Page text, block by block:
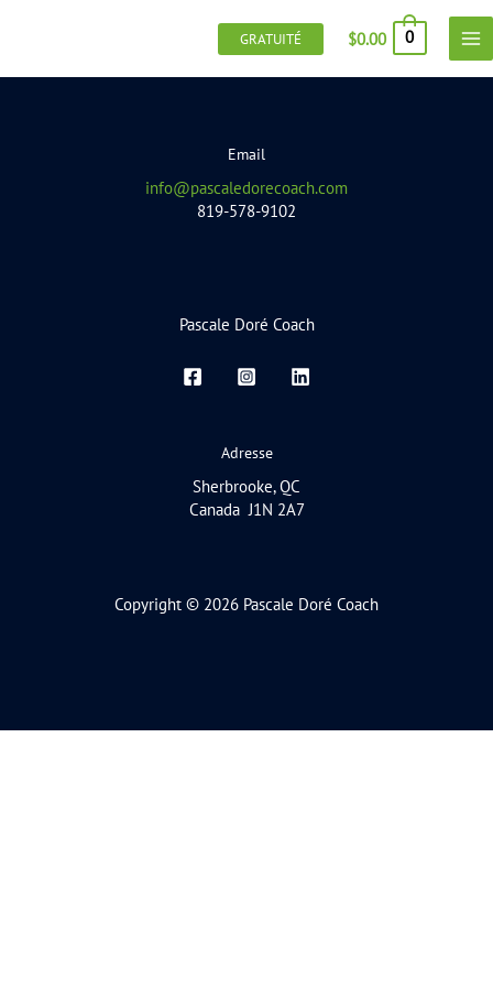
GRATUITÉ $0.00 0
Email
info@pascaledorecoach.com
819-578-9102
Pascale Doré Coach
Adresse
Sherbrooke, QC
Canada J1N 2A7
Copyright © 2026 Pascale Doré Coach